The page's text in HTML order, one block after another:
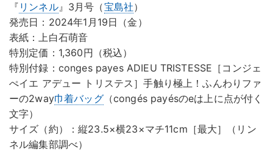
『 リンネル』3月号（宝島社）
発売日：2024年1月19日（金）
表紙：上白石萌音
特別定価：1,360円（税込）
特別付録：conges payes ADIEU TRISTESSE［コンジェ
ぺイエ アデュー トリステス］手触り極上！ふんわりファ
ーの2way巾着バッグ（congés payésのeは上に点が付く
文字）
サイズ（約）：縦23.5×横23×マチ11cm［最大］（リン
ネル編集部調べ）